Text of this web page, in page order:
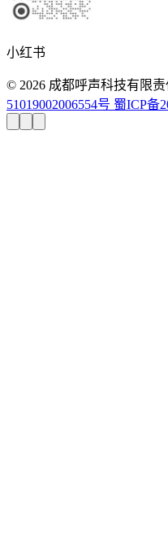
小红书
© 2026 成都呼声科技有限责
51019002006554号 蜀ICP备